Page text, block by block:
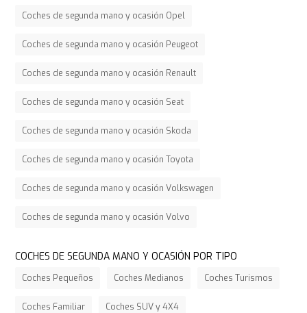
Coches de segunda mano y ocasión Opel
Coches de segunda mano y ocasión Peugeot
Coches de segunda mano y ocasión Renault
Coches de segunda mano y ocasión Seat
Coches de segunda mano y ocasión Skoda
Coches de segunda mano y ocasión Toyota
Coches de segunda mano y ocasión Volkswagen
Coches de segunda mano y ocasión Volvo
COCHES DE SEGUNDA MANO Y OCASIÓN POR TIPO
Coches Pequeños Coches Medianos Coches Turismos
Coches Familiar Coches SUV y 4X4